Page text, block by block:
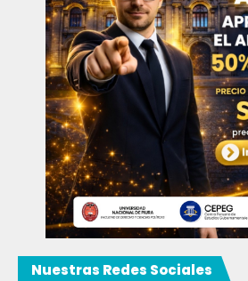
Nuestras Redes Sociales